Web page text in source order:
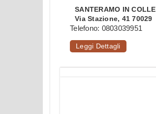
SANTERAMO IN COLLE
Via Stazione, 41 70029
Telefono: 0803039951
Leggi Dettagli